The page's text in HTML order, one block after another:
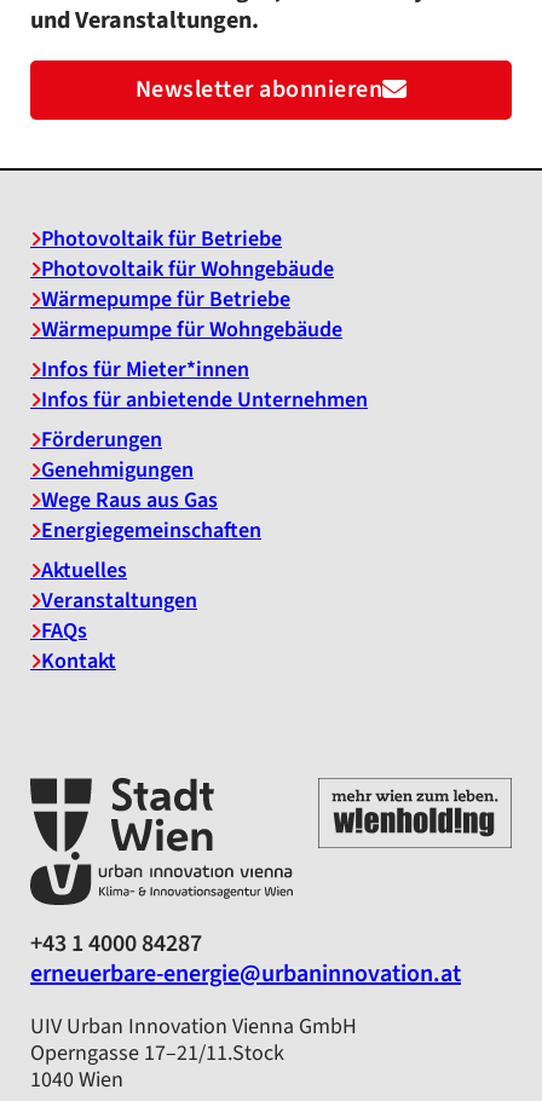
und Veranstaltungen.
Newsletter abonnieren
Photovoltaik für Betriebe
Photovoltaik für Wohngebäude
Wärmepumpe für Betriebe
Wärmepumpe für Wohngebäude
Infos für Mieter*innen
Infos für anbietende Unternehmen
Förderungen
Genehmigungen
Wege Raus aus Gas
Energiegemeinschaften
Aktuelles
Veranstaltungen
FAQs
Kontakt
+43 1 4000 84287
erneuerbare-energie@urbaninnovation.at
UIV Urban Innovation Vienna GmbH
Operngasse 17–21/11.Stock
1040 Wien